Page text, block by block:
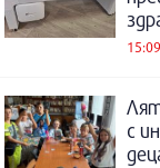
с